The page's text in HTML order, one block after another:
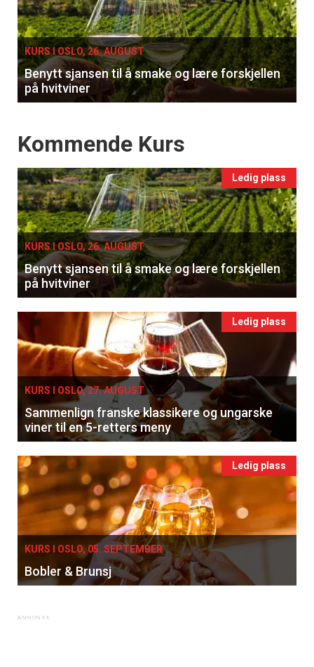
single
KURS I OSLO, 26. AUGUST
Benytt sjansen til å smake og lære forskjellen
på hvitviner
Events
Kommende Kurs
Ledig plass
KURS I OSLO, 26. AUGUST
Benytt sjansen til å smake og lære forskjellen
på hvitviner
Ledig plass
KURS I OSLO, 27. AUGUST
Sammenlign franske klassikere og ungarske
viner til en 5-retters meny
Ledig plass
KURS I OSLO, 05. SEPTEMBER
Bobler & Brunsj